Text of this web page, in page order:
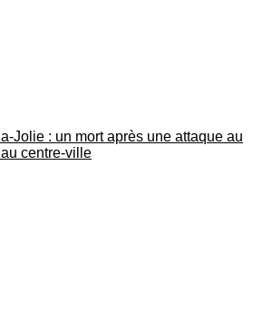
Jolie : un mort après une attaque au
centre-ville